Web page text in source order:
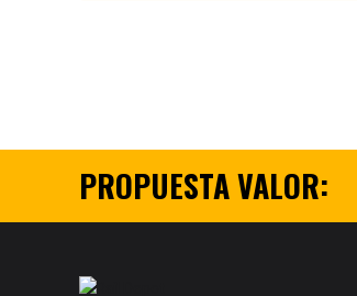
PROPUESTA VALOR: